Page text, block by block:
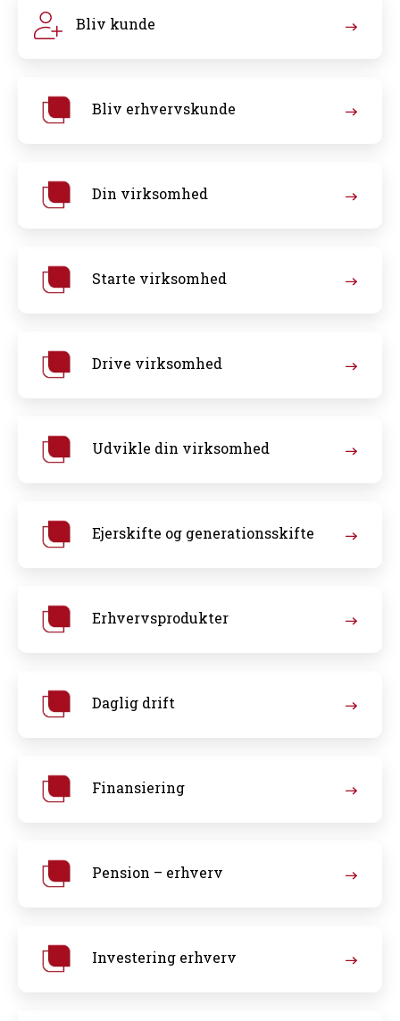
Bliv kunde
Bliv erhvervskunde
Din virksomhed
Starte virksomhed
Drive virksomhed
Udvikle din virksomhed
Ejerskifte og generationsskifte
Erhvervsprodukter
Daglig drift
Finansiering
Pension – erhverv
Investering erhverv